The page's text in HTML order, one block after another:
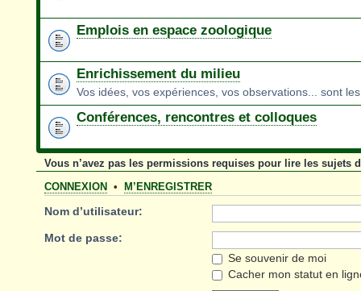
Emplois en espace zoologique
Enrichissement du milieu
Vos idées, vos expériences, vos observations... sont
Conférences, rencontres et colloques
Vous n’avez pas les permissions requises pour lire les sujets
CONNEXION • M’ENREGISTRER
Nom d’utilisateur:
Mot de passe:
Se souvenir de moi
Cacher mon statut en